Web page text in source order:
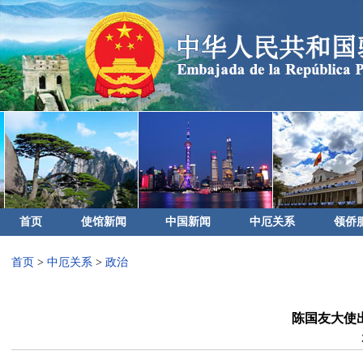
首页 使馆新闻 中国新闻 中厄关系 领侨
首页 > 中厄关系 > 政治
陈国友大使